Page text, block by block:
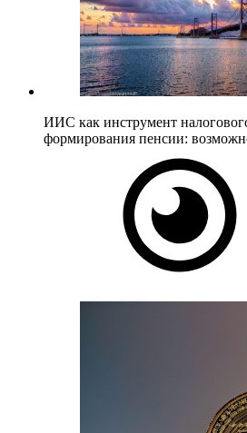
ИИС как инструмент
формирования пенсии: